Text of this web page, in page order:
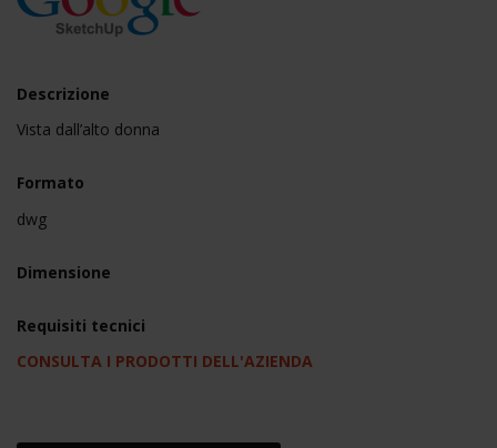
Descrizione
Vista dall’alto donna
Formato
dwg
Dimensione
Requisiti tecnici
CONSULTA I PRODOTTI DELL'AZIENDA